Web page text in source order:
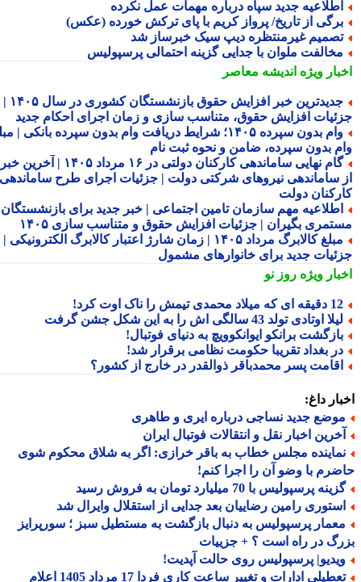
جدید سپاه درباره مهمات عمل نکرده
از تاریخ/ پرواز کریم با پای ترکش خورده (عکس)
غیرمنتظره دیپ سیک خبرساز شد
ملوان با جدایی گزینه احتمالی پرسپولیس
ویژهاندیشه معاصر
جدیدترین خبر افزایش حقوق بازنشستگان کشوری در سال ۱۴۰۵ |
افزایش حقوق، متناسب سازی و زمان اجرای احکام جدید
وام بدون سپرده ۱۴۰۵؛ شرایط دریافت وام بدون سپرده بانکی | مبلغ
بدون سپرده، ضامن و نحوه ثبت نام
گام نهایی ساماندهی کارکنان دولتی در ۱۶ مرداد ۱۴۰۵ | آخرین خبر
ساماندهی نیروهای شرکتی دولت | جزئیات اجرای طرح ساماندهی
دولت
مهم سازمان تامین اجتماعی | خبر جدید برای بازنشستگان و
بگیران | جزئیات افزایش حقوق و متناسب سازی ۱۴۰۵
مبلغ کالابرگ مرداد ۱۴۰۵ | زمان شارژ اعتبار کالابرگ الکترونیکی |
جدید برای خانوارهای مشمول
ویژهروز نو
میلاد محمدی تیمش را ناک اوت کرد!
اوتادی تولد 43 سالگی اش را به این شکل جشن گرفت
برانکو ایوانکوویچ به دنیای فوتبال!
بغداد تقریبا حکومت نظامی برقرار شد!
پسر محمدباقر ذوالقدر در خارج از کشور؟
داغ:
جدید نساجی درباره ایری و طاهری
اخبار نقل و انتقالات فوتبال ایران
مجلس خطاب به باقر خرازی: اگر به شلاق محکوم شوی
با وضو آن را اجرا کنم!
پرسپولیس با 70 میلیارد تومان به فروش رسید
رامین رضاییان بعد جدایی از استقلال وایرال شد
پرسپولیس به دنبال بازگشت به مستطیل سبز ؛ سورپرایز
در راه است ؟ + جزییات
پرسپولیس روی حالت آپدیت!
تعطیلی ادارات و تغییر ساعت کاری فردا 17 مرداد 1405 اعلام